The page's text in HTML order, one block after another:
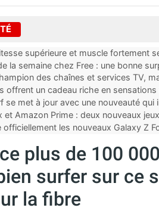
supérieure et muscle fortement
la semaine chez Free : une bonne
e...des chaînes et services TV,
offrent un cadeau riche en
se met à jour avec une nouveauté
...
et Amazon Prime : deux nouveaux
officiellement les nouveaux Galaxy Z
plus de 100
surfer sur ce
la fibre